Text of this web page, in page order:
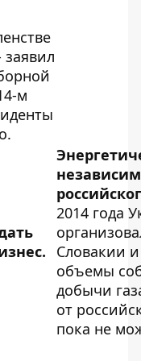
м
2014 года
Словакии
объемы
добычи
от
пока не